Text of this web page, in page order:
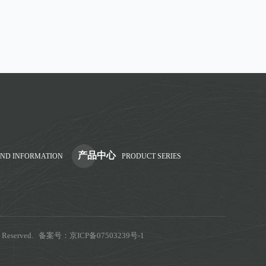
INFORMATION 产品中心 PRODUCT SERIES
备案号： 京ICP备07503239号-1